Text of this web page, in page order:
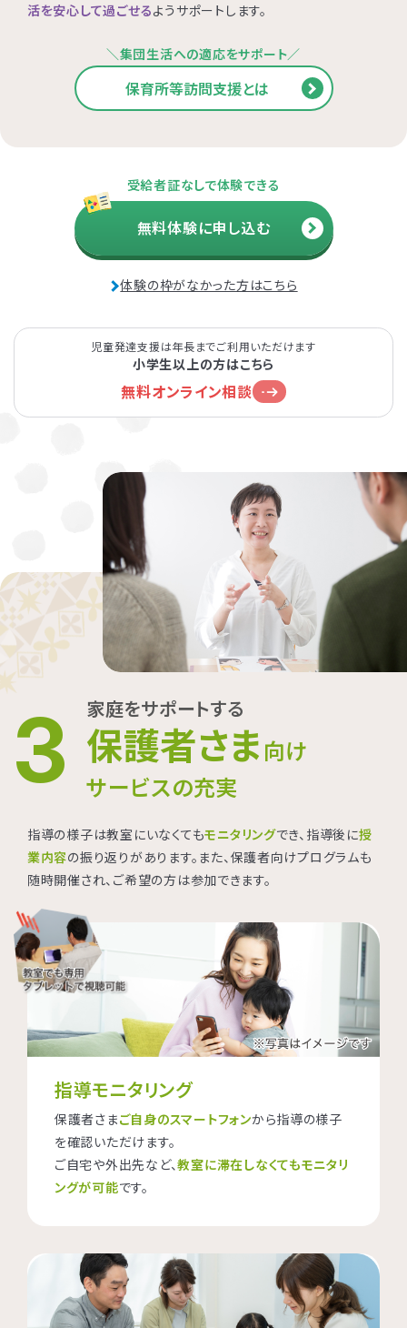
活を安心して過ごせるようサポートします。
＼集団生活への適応をサポート／
保育所等訪問支援とは
受給者証なしで体験できる
無料体験に申し込む
体験の枠がなかった方はこちら
児童発達支援は年長までご利用いただけます
小学生以上の方はこちら
無料オンライン相談
3 家庭をサポートする
保護者さま 向け
サービスの充実
指導の様子は教室にいなくてもモニタリングでき、指導後に授
業内容の振り返りがあります。また、保護者向けプログラムも
随時開催され、ご希望の方は参加できます。
指導モニタリング
保護者さまご自身のスマートフォンから指導の様子
を確認いただけます。
ご自宅や外出先など、教室に滞在しなくてもモニタリ
ングが可能です。